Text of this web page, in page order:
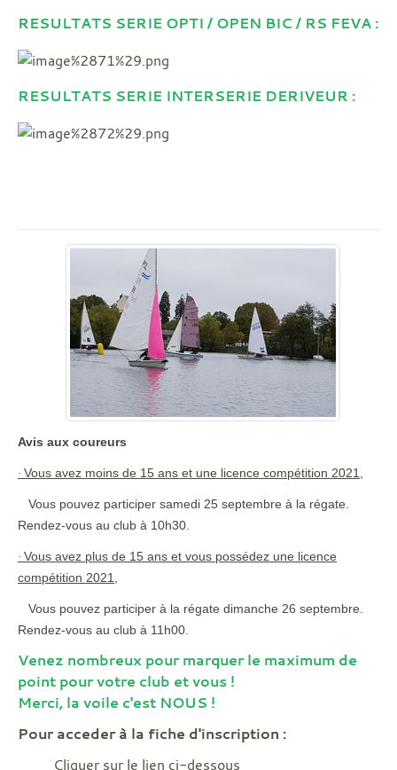
RESULTATS SERIE OPTI / OPEN BIC / RS FEVA :
RESULTATS SERIE INTERSERIE DERIVEUR :
Avis aux coureurs
· Vous avez moins de 15 ans et une licence compétition 2021,
Vous pouvez participer samedi 25 septembre à la régate.
Rendez-vous au club à 10h30.
· Vous avez plus de 15 ans et vous possédez une licence
compétition 2021,
Vous pouvez participer à la régate dimanche 26 septembre.
Rendez-vous au club à 11h00.
Venez nombreux pour marquer le maximum de
point pour votre club et vous !
Merci, la voile c'est NOUS !
Pour acceder à la fiche d'inscription :
Cliquer sur le lien ci-dessous